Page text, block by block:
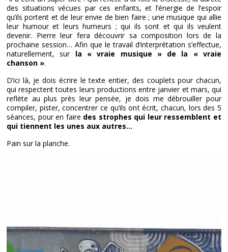
des situations vécues par ces enfants, et l’énergie de l’espoir
qu’ils portent et de leur envie de bien faire ; une musique qui allie
leur humour et leurs humeurs ; qui ils sont et qui ils veulent
devenir. Pierre leur fera découvrir sa composition lors de la
prochaine session… Afin que le travail d’interprétation s’effectue,
naturellement, sur la « vraie musique » de la « vraie
chanson ».
D’ici là, je dois écrire le texte entier, des couplets pour chacun,
qui respectent toutes leurs productions entre janvier et mars, qui
reflète au plus près leur pensée, je dois me débrouiller pour
compiler, pister, concentrer ce qu’ils ont écrit, chacun, lors des 5
séances, pour en faire des strophes qui leur ressemblent et
qui tiennent les unes aux autres…
Pain sur la planche.